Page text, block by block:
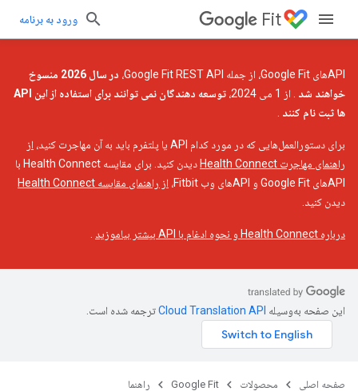
Fit ورود به برنامه
APIهای Google Fit، از جمله Google Fit REST API،
در سال 2026 منسوخ
خواهند شد . از 1 می 2024،
توسعه دهندگان نمی توانند برای استفاده از این API
ها ثبت نام کنند
برای دستورالعمل‌هایی که در مورد کدام API یا پلتفرم باید به آن مهاجرت کنید،
از
راهنمای مهاجرت Health Connect
دیدن کنید. برای مقایسه Health Connect با
APIهای Google Fit و APIهای وب Fitbit،
از راهنمای مقایسه Health Connect
دیدن کنید.
درباره Health Connect و نحوه ادغام با API بیشتر بیاموزید
این صفحه به‌وسیله ترجمه شده است.
صفحه اصلی محصولات Google Fit راهنما